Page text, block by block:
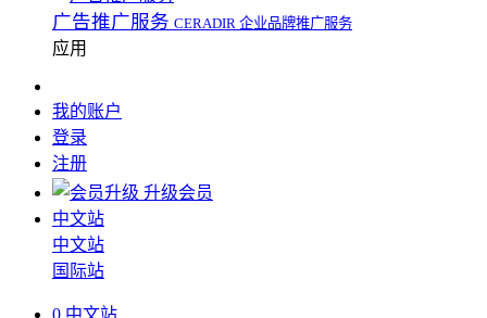
广告推广服务 CERADIR 企业品牌推广服务
应用
我的账户
登录
注册
升级会员
中文站
中文站
国际站